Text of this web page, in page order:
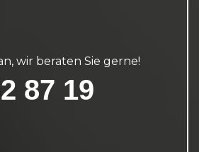
wir beraten Sie gerne!
87 19